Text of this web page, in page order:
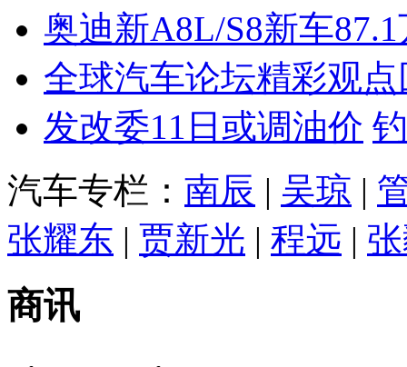
奥迪新A8L/S8新车
全球汽车论坛精彩观点
发改委11日或调油价
汽车专栏： 南辰 | 吴琼 |
张耀东 | 贾新光 | 程远 |
商讯